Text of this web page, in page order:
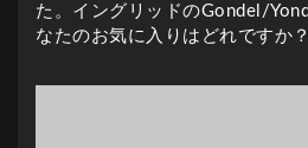
た。イングリッドのGondel/
なたのお気に入りはどれですか？